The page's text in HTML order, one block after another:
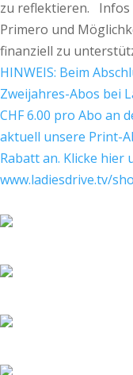
zu reflektieren. Infos
Primero und
finanziell zu
HINWEIS: Beim
Zweijahres-Abos bei
CHF 6.00 pro Abo an
aktuell unsere Print-
Rabatt an. Klicke hier
www.ladiesdrive.tv/